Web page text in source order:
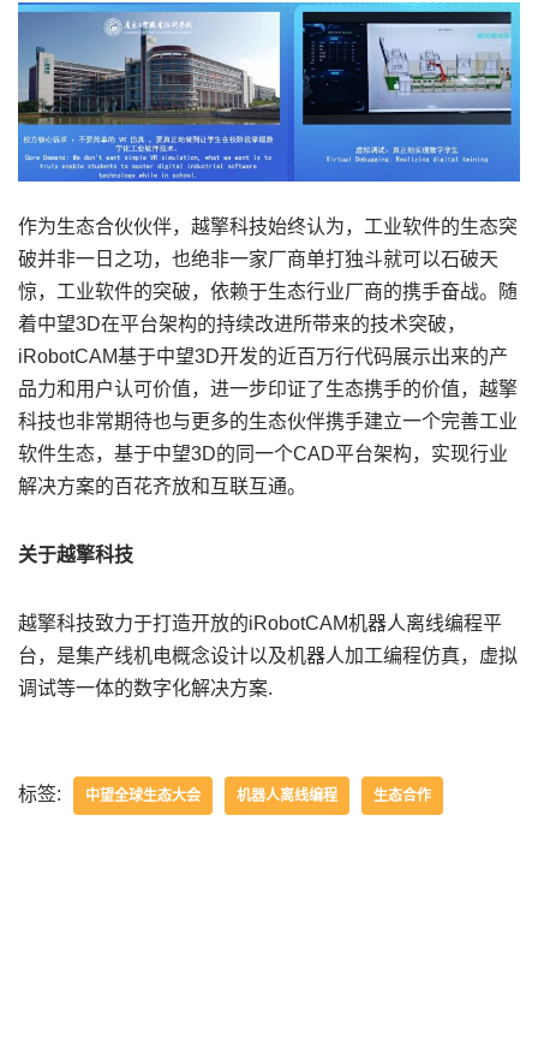
作为生态合伙伙伴，越擎科技始终认为，工业软件的生态突
破并非一日之功，也绝非一家厂商单打独斗就可以石破天
惊，工业软件的突破，依赖于生态行业厂商的携手奋战。随
着中望3D在平台架构的持续改进所带来的技术突破，
iRobotCAM基于中望3D开发的近百万行代码展示出来的产
品力和用户认可价值，进一步印证了生态携手的价值，越擎
科技也非常期待也与更多的生态伙伴携手建立一个完善工业
软件生态，基于中望3D的同一个CAD平台架构，实现行业
解决方案的百花齐放和互联互通。
关于越擎科技
越擎科技致力于打造开放的iRobotCAM机器人离线编程平
台，是集产线机电概念设计以及机器人加工编程仿真，虚拟
调试等一体的数字化解决方案.
标签: 中望全球生态大会 机器人离线编程 生态合作